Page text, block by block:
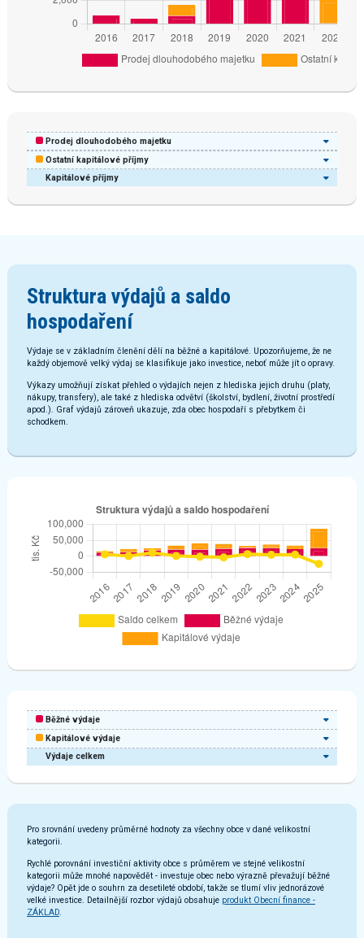
Kapitálové příjmy
Prodej dlouhodobého majetku
Ostatní kapitálové příjmy
Struktura výdajů a saldo
hospodaření
Výdaje se v základním členění dělí na běžné a kapitálové. Upozorňujeme, že ne
každý objemově velký výdaj se klasifikuje jako investice, neboť může jít o opravy.
Výkazy umožňují získat přehled o výdajích nejen z hlediska jejich druhu (platy,
nákupy, transfery), ale také z hlediska odvětví (školství, bydlení, životní prostředí
apod.). Graf výdajů zároveň ukazuje, zda obec hospodaří s přebytkem či
schodkem.
Výdaje celkem
Běžné výdaje
Kapitálové výdaje
Pro srovnání uvedeny průměrné hodnoty za všechny obce v dané velikostní
kategorii.
Rychlé porovnání investiční aktivity obce s průměrem ve stejné velikostní
kategorii může mnohé napovědět - investuje obec nebo výrazně převažují běžné
výdaje? Opět jde o souhrn za desetileté období, takže se tlumí vliv jednorázové
velké investice. Detailnější rozbor výdajů obsahuje produkt Obecní finance -
ZÁKLAD.